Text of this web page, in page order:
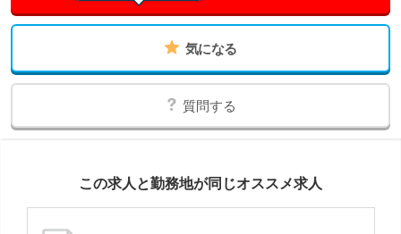
気になる
質問する
この求人と勤務地が同じオススメ求人